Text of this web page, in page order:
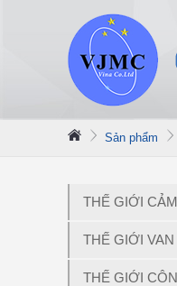
Sản phẩm
THẾ GIỚI
THẾ GIỚI
THẾ GIỚI